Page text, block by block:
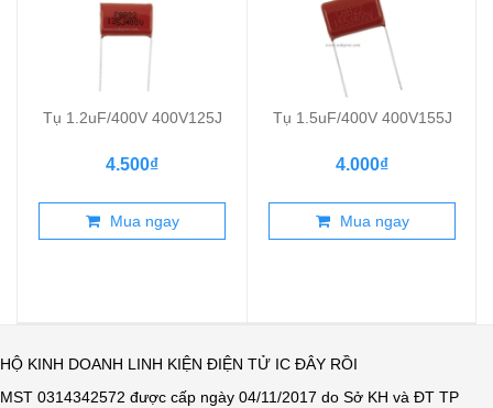
Tụ 1.2uF/400V 400V125J
4.500₫
Mua ngay
Tụ 1.5uF/400V 400V155J
4.000₫
Mua ngay
HỘ KINH DOANH LINH KIỆN ĐIỆN TỬ IC ĐÂY RỒI
MST 0314342572 được cấp ngày 04/11/2017 do Sở KH và ĐT TP